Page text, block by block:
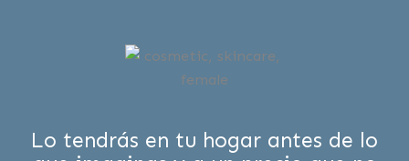
Lo tendrás en tu hogar antes de lo